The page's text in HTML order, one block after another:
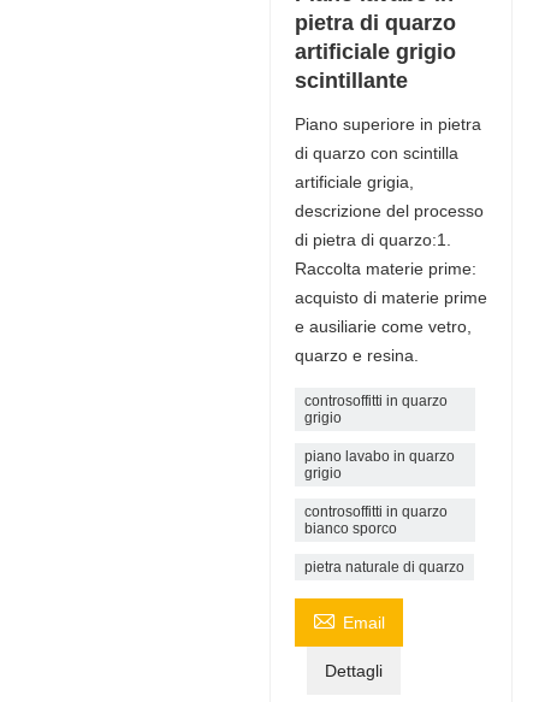
pietra di quarzo
artificiale grigio
scintillante
Piano superiore in pietra
di quarzo con scintilla
artificiale grigia,
descrizione del processo
di pietra di quarzo:1.
Raccolta materie prime:
acquisto di materie prime
e ausiliarie come vetro,
quarzo e resina.
controsoffitti in quarzo
grigio
piano lavabo in quarzo
grigio
controsoffitti in quarzo
bianco sporco
pietra naturale di quarzo
 Email
Dettagli